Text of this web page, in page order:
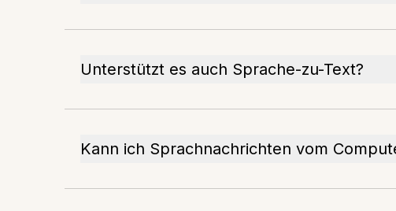
Unterstützt es auch Sprache-zu-Text?
Kann ich Sprachnachrichten vom